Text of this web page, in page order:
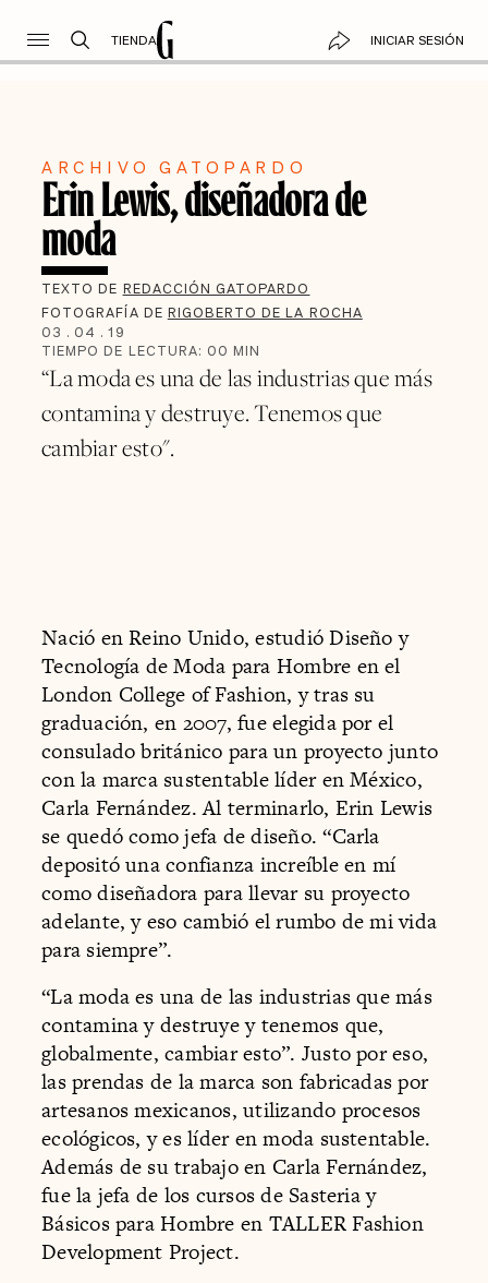
TIENDA INICIAR SESIÓN
ARCHIVO GATOPARDO
Erin Lewis, diseñadora de
moda
TEXTO DE REDACCIÓN GATOPARDO
FOTOGRAFÍA DE RIGOBERTO DE LA ROCHA
03 . 04 . 19
TIEMPO DE LECTURA: 00 MIN
“La moda es una de las industrias que más
contamina y destruye. Tenemos que
cambiar esto".
Nació en Reino Unido, estudió Diseño y
Tecnología de Moda para Hombre en el
London College of Fashion, y tras su
graduación, en 2007, fue elegida por el
consulado británico para un proyecto junto
con la marca sustentable líder en México,
Carla Fernández. Al terminarlo, Erin Lewis
se quedó como jefa de diseño. “Carla
depositó una confianza increíble en mí
como diseñadora para llevar su proyecto
adelante, y eso cambió el rumbo de mi vida
para siempre”.
“La moda es una de las industrias que más
contamina y destruye y tenemos que,
globalmente, cambiar esto”. Justo por eso,
las prendas de la marca son fabricadas por
artesanos mexicanos, utilizando procesos
ecológicos, y es líder en moda sustentable.
Además de su trabajo en Carla Fernández,
fue la jefa de los cursos de Sasteria y
Básicos para Hombre en TALLER Fashion
Development Project.